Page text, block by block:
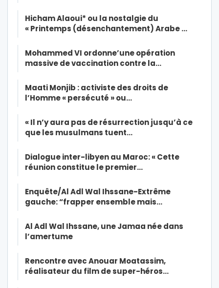
Hicham Alaoui* ou la nostalgie du
« Printemps (désenchantement) Arabe …
Mohammed VI ordonne’une opération
massive de vaccination contre la…
Maati Monjib : activiste des droits de
l’Homme « persécuté » ou…
« Il n’y aura pas de résurrection jusqu’à ce
que les musulmans tuent…
Dialogue inter-libyen au Maroc: « Cette
réunion constitue le premier…
Enquête/Al Adl Wal Ihssane-Extrême
gauche: “frapper ensemble mais…
Al Adl Wal Ihssane, une Jamaa née dans
l’amertume
Rencontre avec Anouar Moatassim,
réalisateur du film de super-héros…